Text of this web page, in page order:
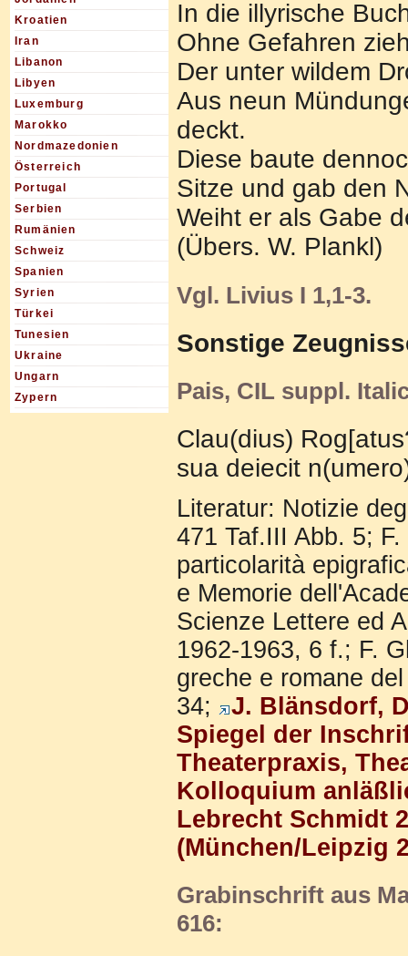
Kroatien
Iran
Libanon
Libyen
Luxemburg
Marokko
Nordmazedonien
Österreich
Portugal
Serbien
Rumänien
Schweiz
Spanien
Syrien
Türkei
Tunesien
Ukraine
Ungarn
Zypern
In die illyrische
Ohne Gefahren
Der unter wildem
Aus neun
deckt.
Diese baute
Sitze und gab den
Weiht er als Gabe
(Übers. W. Plankl)
Vgl. Livius I 1,1-3.
Sonstige
Pais, CIL suppl.
Clau(dius)
sua deiecit
Literatur: Notizie
471 Taf.III Abb. 5;
particolarità
e Memorie
Scienze Lettere ed
1962-1963, 6 f.; F.
greche e romane
34;
J. Blänsdorf,
Spiegel der
Theaterpraxis,
Kolloquium
Lebrecht Schmidt
(München/Leipzig
Grabinschrift aus
616: